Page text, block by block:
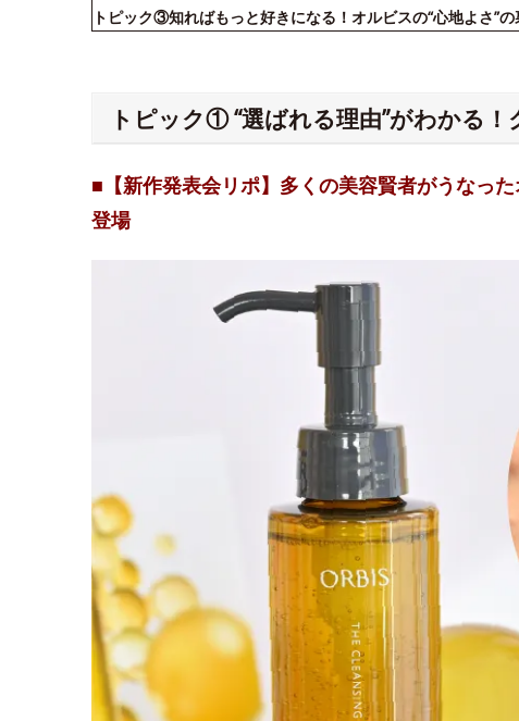
トピック③知ればもっと好きになる！オルビスの“心地よさ”の
トピック① “選ばれる理由”がわかる
■【新作発表会リポ】多くの美容賢者がうなっ
登場